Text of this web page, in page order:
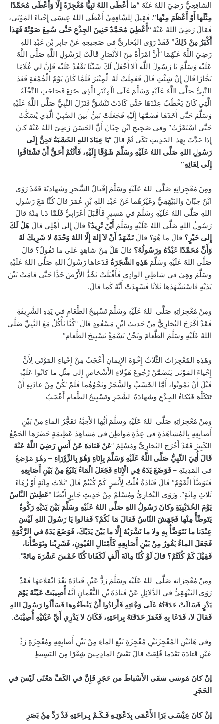
الشافِعِيُّ رَضِيَ اللهُ عَنْهُ “ما أَعْطَى اللهُ نَبِيًّا مُعْجِزَةً إِلَّا وَأَعْطَى مُحَمَّدًا
مِثْلَها أَوْ أَعْظَمَ مِنْها”. فَقِيلَ لِلشّافِعِيِّ أَعْطَى اللهُ عِيسَى إِحْياءَ المَوْتَى،
فَقالَ رَضِيَ اللهُ عَنْهُ “أُعْطِيَ مُحَمَّدٌ حَنِينَ الجِذْعِ حَتَّى سُمِعَ صَوْتُهُ فَهَذا
أَكْبَرُ مِنْ ذَلِكَ” فَقَدْ رَوَى البُخارِىُّ فى صَحِيحِهِ عَنْ جابِرِ بْنِ عَبْدِ اللهِ
رَضِيَ اللَّهُ عَنْهُمَا “أَنَّ امْرَأَةً مِنَ الأَنْصَارِ قَالَتْ لِرَسُولِ اللَّهِ صَلَّى اللَّهُ
عَلَيْهِ وَسَلَّمَ يَا رَسُولَ اللَّهِ أَلا أَجْعَلُ لَكَ شَيْئًا تَقْعُدُ عَلَيْهِ فَإِنَّ لِي غُلَامًا
نَجَّارًا قَالَ إِنْ شِئْتِ قَالَ فَعَمِلَتْ لَهُ الْمِنْبَرَ فَلَمَّا كَانَ يَوْمُ الْجُمُعَةِ قَعَدَ
النَّبِيُّ صَلَّى اللَّهُ عَلَيْهِ وَسَلَّمَ عَلَى الْمِنْبَرِ الَّذِي صُنِعَ فَصَاحَتِ النَّخْلَةُ
الَّتِي كَانَ يَخْطُبُ عِنْدَهَا حَتَّى كَادَتْ تَنْشَقُّ فَنَزَلَ النَّبِيُّ صَلَّى اللَّهُ عَلَيْهِ
وَسَلَّمَ حَتَّى أَخَذَهَا فَضَمَّهَا إِلَيْهِ فَجَعَلَتْ تَئِنُّ أَنِينَ الصَّبِيِّ الَّذِي يُسَكَّتُ
حَتَّى اسْتَقَرَّتْ” وفى صَحِيحِ ابْنِ حِبّانَ أَنَّ الحَسَنَ رَضِىَ اللهُ عَنْهُ كانَ
إِذا حَدَّثَ بِهَذا الحَدِيثِ بَكَى ثُمَّ قالَ “يَا عِبَادَ اللهِ الخَشَبَةُ تَحِنُّ إِلَى
رَسُولِ اللهِ صَلَّى اللهُ عَلَيْهِ وسَلَّمَ شَوْقًا إِلَيْهِ، فَأَنْتُمْ أَحَقُّ أَنْ تَشْتَاقُوا
إِلَى لِقَائِهِ”
ومِنْ مُعْجِزاتِهِ صَلَّى اللهُ عَلَيْهِ وسَلَّمَ إِقْبالُ الشَّجَرِ وشَهادَتُهُ فَقَدْ رَوَى
ابْنُ حِبّانَ والبَيْهَقِيُّ وغَيْرُهُما عَنْ عَبْدِ اللهِ بْنِ عُمَرَ قالَ كُنَّا مَعَ رَسُولِ
اللهِ صَلَّى اللهُ عَلَيْهِ وسَلَّمَ في مَسِيرٍ فَأَقْبَلَ أَعْرَابِيٌّ فَلَمَّا دَنا مِنْهُ قالَ
رَسُولُ اللهِ صَلَّى اللهُ عَلَيْهِ وسَلَّمَ أَيْنَ تُرِيدُ؟ قالَ إِلى أَهْلِي قالَ هَلْ لَكَ
إِلى خَيْرٍ؟ قالَ ما هُوَ؟ قالَتَشْهَدُ أَنْ لاَ إلهَ إِلَّا اللهُ وَحْدَهُ لا شَرِيكَ لَهُ
وَأَنَّ مُحَمَّدًا عَبْدُهُ ورَسُولُهُ؟ قالَ هَلْ مِنْ شاهِدٍ عَلى ما تَقُولُ؟ قالَ
صَلَّى اللهُ عَلَيْهِ وسَلَّمَ هَذِهِ الشَّجَرَةُ فَدَعاها رَسُولُ اللهِ صَلَّى اللهُ عَلَيْهِ
وسَلَّمَ وهِيَ في شاطِئِ الوادِي فَأَقْبَلَتْ تَخُدُّ الأَرْضَ خَدًّا حَتَّى قامَتْ بَيْنَ
يَدَيْهِ فَاسْتَشْهَدَها ثَلاثًا فَشَهِدَتْ أَنَّهُ كَما قالَ.
ومِنْ مُعْجِزاتِهِ صَلَّى اللهُ عَلَيْهِ وسَلَّمَ تَسْبِيحُ الطَّعَامِ في يَدِهِ الشَّرِيفَةِ
فَقَدْ أَخْرَجَ البُخارِيُّ مِنْ حَدِيثِ ابْنِ مَسْعُودٍ قالَ “كُنَّا نَأْكُلُ مَعَ النَّبِيِّ صَلَّى
اللهُ عَلَيْهِ وسَلَّمَ الطَّعامَ ونَحْنُ نَسْمَعُ تَسْبِيحَ الطَّعام”.
وهَذِهِ المُعْجِزاتُ الثَّلاثُ إِخْوَةَ الإِيمانِ أَعْجَبُ مِنْ إِحْياءِ المَوْتَى لِأَنَّ
إِحْياءَ المَوْتَى يَتَضَمَّنُ رُجُوعَ هَؤُلاءِ الأَشْخاصِ إِلى مِثْلِ ما كانُوا عَلَيْهِ
قَبْلَ أَنْ يَمُوتُوا، أَمَّا الخَشَبُ والشَّجَرُ ونَحْوُهُما فَلَمْ تَكُنْ مِنْ عادَتِهِ أَنْ
تَتَكَلَّمَ فَبُكاءُ الجِذْعِ وشَهادَةُ الشَّجَرِ وتَسْبِيحُ الطَّعامِ أَعْجَبُ.
ومِنْ مُعْجِزاتِهِ صَلَّى اللهُ عَلَيْهِ وسَلَّمَ أَيُّها الأَحِبَّةُ تَفَجُّرُ الماءِ مِنْ بَيْنِ
أَصابِعِهِ بِالمُشاهَدَةِ في عِدَّةِ مَواطِنَ في مَشاهِدَ عَظِيمَةٍ حَضَرَها الجَمْعُ
الكَبِيرُ فَقَدْ أَخْرَجَ البُخارِيُّ ومُسْلِمٌ “عَنْ قَتَادَةَ عَنْ أَنَسٍ رَضِيَ اللَّهُ عَنْهُ
قَالَ أُتِيَ النَّبِيُّ صَلَّى اللَّهُ عَلَيْهِ وَسَلَّمَ بِإِنَاءٍ وَهُوَ بِالزَّوْرَاءِ – وهُوَ مَوْضِعٌ
فى المَدِينَةِ – فَوَضَعَ يَدَهُ فِي الْإِنَاءِ فَجَعَلَ الْمَاءُ يَنْبُعُ مِنْ بَيْنِ أَصَابِعِهِ
فَتَوَضَّأَ الْقَوْمُ” قَالَ قَتَادَةُ قُلْتُ لِأَنَسٍ كَمْ كُنْتُمْ قَالَ “ثَلاثَ مِائَةٍ أَوْ زُهَاءَ
ثَلاثِ مِائَةٍ”. ورَوَى البُخارِيُّ ومُسْلمٌ مِنْ حَدِيثِ جَابِرٍ أَيْضًا “عَطِشَ النَّاسُ
يَوْمَ الحُدَيْبِيَةِ وكانَ رَسُولُ اللهِ صَلَّى اللهُ عَلَيْهِ وسَلَّمَ بَيْنَ يَدَيْهِ رَكْوةٌ
يَتَوضَّأُ مِنْها فَجَهَشَ النّاسُ فَقالَ مَا لَكُمْ؟ فَقالوا يَا رَسُولَ اللهِ لَيْسَ
عِنْدَنا ما نَتَوَضَّأُ بِهِ ولا ما نَشْرَبُهُ إِلَّا ما بَيْنَ يَدَيْكَ، فَوَضَعَ يَدَهُ في الرَّكْوَةِ
فَجَعَلَ الماءُ يَفُورُ مِنْ بَيْنِ أَصَابِعِهِ كَأَمْثالِ العُيُونِ، فَشَرِبْنا وتَوَضَّأْنا،
فَقِيْلَ كَمْ كُنْتُمْ؟ قالَ لَوْ كُنّا مِائَةَ أَلْفٍ لَكَفَانا كُنّا خَمْسَ عَشْرَةَ مِائةً“.
ومِنْ مُعْجِزاتِه صَلَّى اللهُ عَلَيْهِ وسَلَّمَ رَدُّ عَيْنِ قَتادَةَ بَعْدَ انْقِلاعِهَا فَقَدْ
رَوَى البَيْهَقِيُّ في الدَّلائِلِ عَنْ قَتادَةَ بْنِ النُّعْمانِ أَنَّهُ أُصِيبَتْ عَيْنُهُ يَوْمَ
بَدْرٍ فَسَالَتْ حَدَقَتُهُ عَلَى وَجْنَتِهِ فَأَرادُوا أَنْ يَقْطَعُوها فَسَأَلُوا رَسُولَ اللهِ
فَقالَ لا، فَدَعَا بِهِ فَغَمَزَ حَدَقَتَهُ بِراحَتِهِ، فَكَانَ لا يَدْرِي أَيَّ عَيْنَيْهِ أُصِيْبَتْ.
وفي هَاتَيْنِ المُعْجِزَتَيْنِ مُعْجِزَةِ نَبْعِ الماءِ مِنْ بَيْنِ أَصابِعِهِ ومُعْجِزَةِ رَدِّ
عَيْنِ قَتادَةَ بَعْدَما قُلِعَتْ قالَ بَعْضُ المادِحِينَ شِعْرًا مِنَ البَسِيطِ
إنْ كانَ مُوسَى سَقَى الأَسْباطَ من حَجَرٍ فَإِنَّ في الكَفِّ مَعْنًى لَيْسَ في
الحَجَرِ
إنْ كانَ عِيْسَـى بَرَا الأَعْمَى بِدَعْوَتِـهِ فَـكَـمْ بِـراحَتِهِ قَدْ رَدَّ مِنْ بَصَرِ